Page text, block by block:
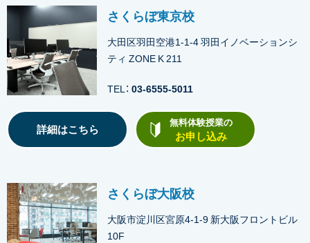
さくらぼ東京校
大田区羽田空港1-1-4 羽田イノベーションシ
ティ ZONE K 211
TEL： 03-6555-5011
詳細はこちら 無料体験授業の
お申し込み
さくらぼ大阪校
大阪市淀川区宮原4-1-9 新大阪フロントビル
10F